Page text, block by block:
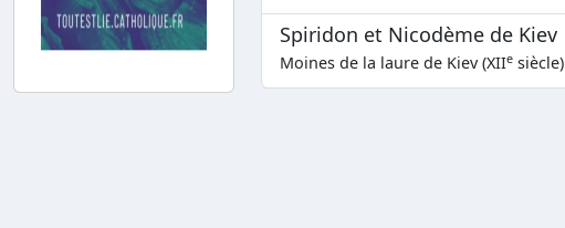
Spiridon et Nicodème de Kiev
Moines de la laure de Kiev (XIIe siècle)